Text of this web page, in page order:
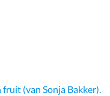
(van Sonja Bakker).